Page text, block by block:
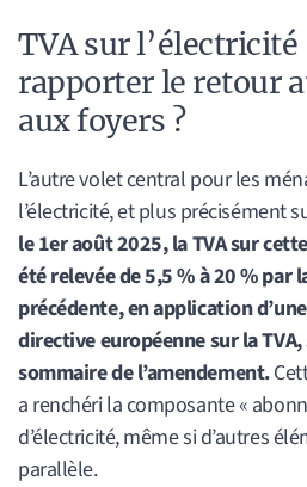
TVA sur
rapporter le retour
aux foyers ?
L’autre volet central pour les
l’électricité, et plus précisément
le 1er août 2025, la TVA sur
été relevée de 5,5 % à 20 % par
précédente, en application
directive européenne sur la TVA,
sommaire de l’amendement.
a renchéri la composante «
d’électricité, même si d’autres
parallèle.